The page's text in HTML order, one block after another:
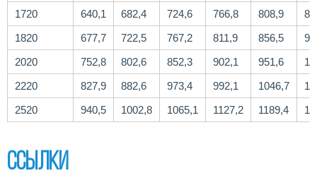
1720
640,1 682,4 724,6 766,8 808,9
1820
677,7 722,5 767,2 811,9 856,5
2020
752,8 802,6 852,3 902,1 951,6
2220
827,9 882,6 973,4 992,1 1046,7
2520
940,5 1002,8 1065,1 1127,2 1189,4
Ссылки